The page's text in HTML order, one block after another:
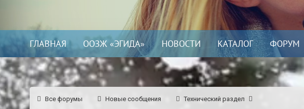
ГЛАВНАЯ ООЗЖ «ЭГИДА» НОВОСТИ КАТАЛОГ ФОРУМ
Все форумы Новые сообщения Технический раздел